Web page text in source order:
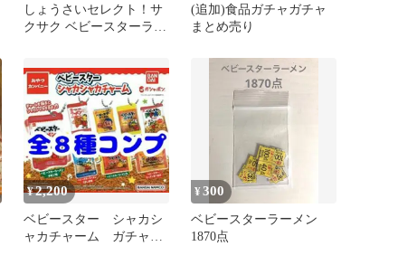
しょうさいセレクト！サ
クサク ベビースターラー
(追加)食品ガチャガチャ
まとめ売り
¥2,200
ベビースター シャカシ
ャカチャーム ガチャ
¥300
ベビースターラーメン
1870点